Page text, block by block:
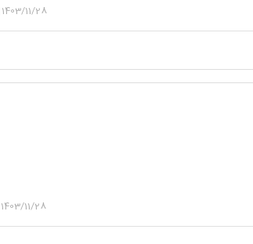
1403/11/28
1403/11/28